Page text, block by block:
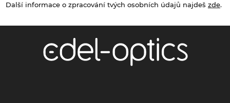
Další informace o zpracování tvých osobních údajů najdeš zde.